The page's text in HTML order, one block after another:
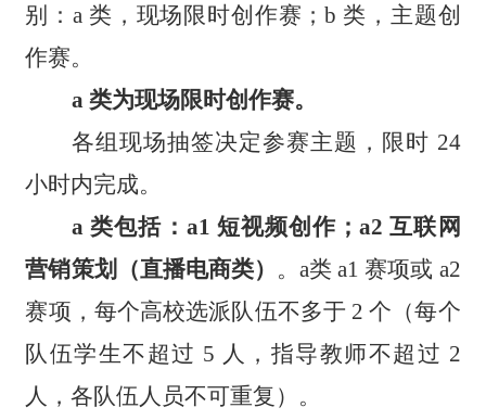
别：a 类，现场限时创作赛；b 类，主题创
作赛。
a 类为现场限时创作赛。
各组现场抽签决定参赛主题，限时 24
小时内完成。
a 类包括：a1 短视频创作；a2 互联网
营销策划（直播电商类） 。a类 a1 赛项或 a2
赛项，每个高校选派队伍不多于 2 个（每个
队伍学生不超过 5 人，指导教师不超过 2
人，各队伍人员不可重复）。